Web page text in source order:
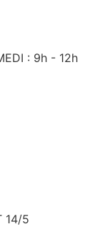
: 9h - 12h
14/5